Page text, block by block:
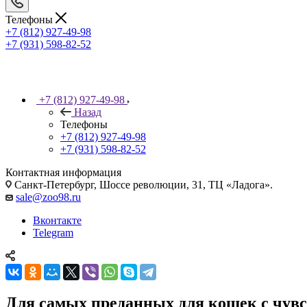
Телефоны
+7 (812) 927-49-98
+7 (931) 598-82-52
+7 (812) 927-49-98
Назад
Телефоны
+7 (812) 927-49-98
+7 (931) 598-82-52
Контактная информация
Санкт-Петербург, Шоссе революции, 31, ТЦ «Ладога».
sale@zoo98.ru
Вконтакте
Telegram
Для самых преданных для кошек с